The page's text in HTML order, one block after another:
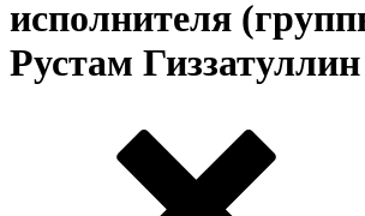
исполнителя
Рустам Гиззатуллин